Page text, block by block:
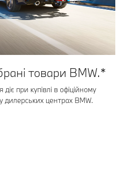
товари BMW.*
при купівлі в офіційному
дилерських центрах BMW.